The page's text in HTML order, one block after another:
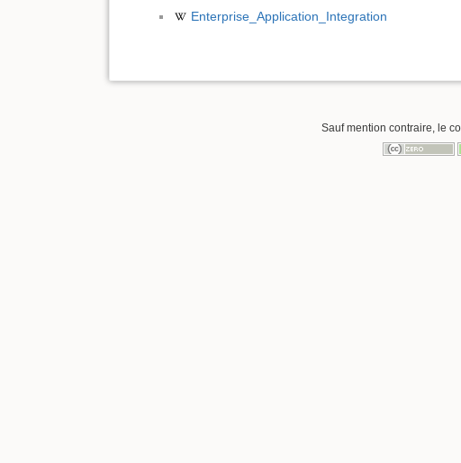
Enterprise_Application_Integration
Sauf mention contraire, le